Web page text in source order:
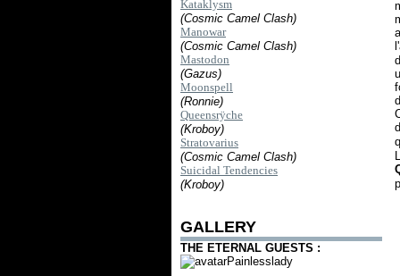
Kataklysm
(Cosmic Camel Clash)
Manowar
(Cosmic Camel Clash)
Mastodon
(Gazus)
Moonspell
(Ronnie)
Queensrÿche
(Kroboy)
Stratovarius
(Cosmic Camel Clash)
Suicidal Tendencies
(Kroboy)
GALLERY
THE ETERNAL GUESTS :
Painlesslady